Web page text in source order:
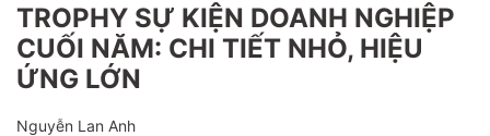
TROPHY SỰ KIỆN DOANH NGHIỆP
CUỐI NĂM: CHI TIẾT NHỎ, HIỆU
ỨNG LỚN
Nguyễn Lan Anh